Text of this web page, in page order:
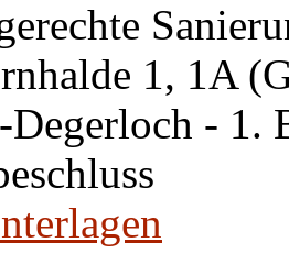
1, 1A
- 1.